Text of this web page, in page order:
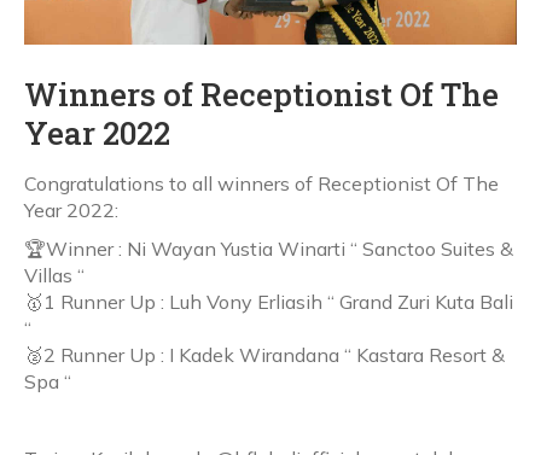
Winners of Receptionist Of The
Year 2022
Congratulations to all winners of Receptionist Of The
Year 2022:
🏆Winner : Ni Wayan Yustia Winarti “ Sanctoo Suites &
Villas “
🥇1 Runner Up : Luh Vony Erliasih “ Grand Zuri Kuta Bali
“
🥈2 Runner Up : I Kadek Wirandana “ Kastara Resort &
Spa “